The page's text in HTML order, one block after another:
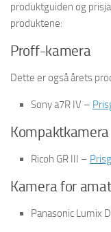
produktguiden og
produktene:
Proff-kamera
Dette er også årets
Sony a7R IV –
Kompaktkamera
Ricoh GR III –
Kamera for
Panasonic Lumix